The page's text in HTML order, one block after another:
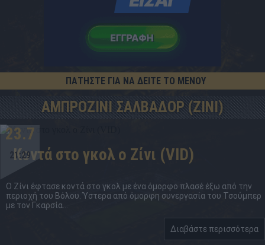
ΠΑΤΗΣΤΕ ΓΙΑ ΝΑ ΔΕΙΤΕ ΤΟ ΜΕΝΟΥ
ΑΜΠΡΟΖΙΝΙ ΣΑΛΒΑΔΟΡ (ΖΙΝΙ)
23.7
21:29
Κοντά στο γκολ ο Ζίνι (VID)
Ο Ζίνι έφτασε κοντά στο γκολ με ένα όμορφο πλασέ έξω από την
περιοχή του Βόλου. Ύστερα από όμορφη συνεργασία του Τσούμπερ
με τον Γκαρσία...
Διαβάστε περισσότερα